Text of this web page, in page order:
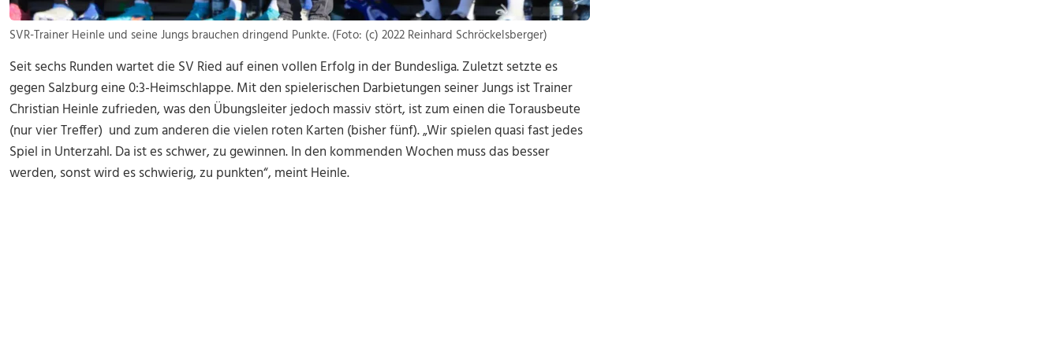
SVR-Trainer Heinle und seine Jungs brauchen dringend Punkte. (Foto: (c) 2022 Reinhard Schröckelsberger)
Seit sechs Runden wartet die SV Ried auf einen vollen Erfolg in der Bundesliga. Zuletzt setzte es
gegen Salzburg eine 0:3-Heimschlappe. Mit den spielerischen Darbietungen seiner Jungs ist Trainer
Christian Heinle zufrieden, was den Übungsleiter jedoch massiv stört, ist zum einen die Torausbeute
(nur vier Treffer) und zum anderen die vielen roten Karten (bisher fünf). „Wir spielen quasi fast jedes
Spiel in Unterzahl. Da ist es schwer, zu gewinnen. In den kommenden Wochen muss das besser
werden, sonst wird es schwierig, zu punkten“, meint Heinle.